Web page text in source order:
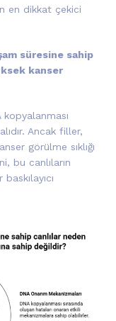
en dikkat çekici
süresine sahip
kanser
kopyalanması
Ancak filler,
görülme sıklığı
bu canlıların